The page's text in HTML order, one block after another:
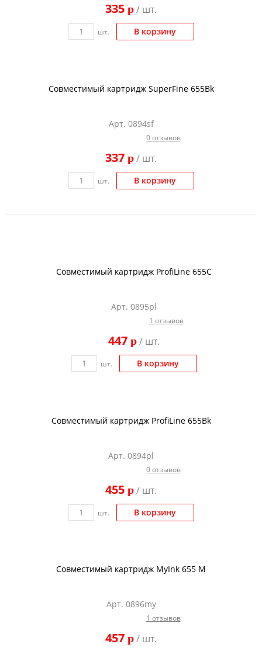
335 p/ шт.
шт. В корзину
Совместимый картридж SuperFine 655Bk
Арт. 0894sf
0 отзывов
337 p/ шт.
шт. В корзину
Совместимый картридж ProfiLine 655C
Арт. 0895pl
1 отзывов
447 p/ шт.
шт. В корзину
Совместимый картридж ProfiLine 655Bk
Арт. 0894pl
0 отзывов
455 p/ шт.
шт. В корзину
Совместимый картридж MyInk 655 M
Арт. 0896my
1 отзывов
457 p/ шт.